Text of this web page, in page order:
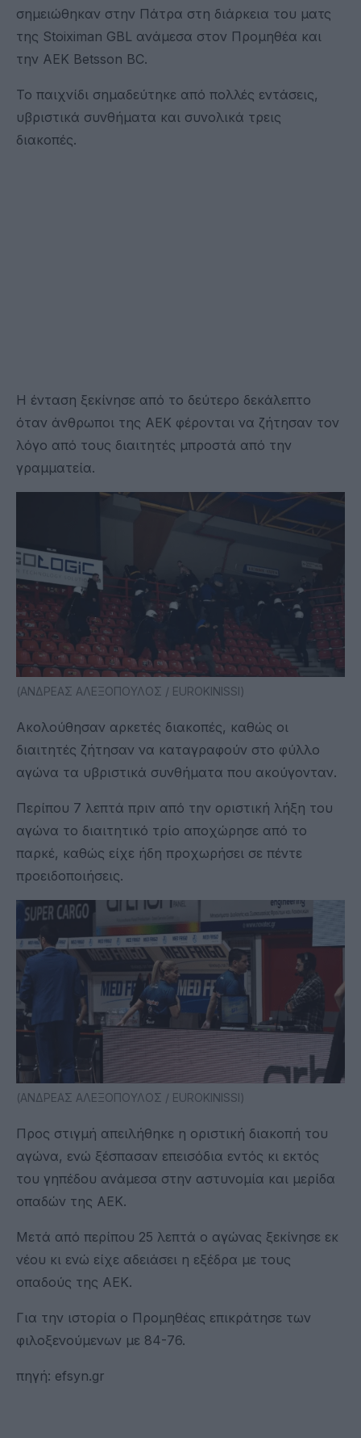
σημειώθηκαν στην Πάτρα στη διάρκεια του ματς
της Stoiximan GBL ανάμεσα στον Προμηθέα και
την ΑΕΚ Betsson BC.
Το παιχνίδι σημαδεύτηκε από πολλές εντάσεις,
υβριστικά συνθήματα και συνολικά τρεις
διακοπές.
Η ένταση ξεκίνησε από το δεύτερο δεκάλεπτο
όταν άνθρωποι της ΑΕΚ φέρονται να ζήτησαν τον
λόγο από τους διαιτητές μπροστά από την
γραμματεία.
(ΑΝΔΡΕΑΣ ΑΛΕΞΟΠΟΥΛΟΣ / EUROKINISSI)
Ακολούθησαν αρκετές διακοπές, καθώς οι
διαιτητές ζήτησαν να καταγραφούν στο φύλλο
αγώνα τα υβριστικά συνθήματα που ακούγονταν.
Περίπου 7 λεπτά πριν από την οριστική λήξη του
αγώνα το διαιτητικό τρίο αποχώρησε από το
παρκέ, καθώς είχε ήδη προχωρήσει σε πέντε
προειδοποιήσεις.
(ΑΝΔΡΕΑΣ ΑΛΕΞΟΠΟΥΛΟΣ / EUROKINISSI)
Προς στιγμή απειλήθηκε η οριστική διακοπή του
αγώνα, ενώ ξέσπασαν επεισόδια εντός κι εκτός
του γηπέδου ανάμεσα στην αστυνομία και μερίδα
οπαδών της ΑΕΚ.
Μετά από περίπου 25 λεπτά ο αγώνας ξεκίνησε εκ
νέου κι ενώ είχε αδειάσει η εξέδρα με τους
οπαδούς της ΑΕΚ.
Για την ιστορία ο Προμηθέας επικράτησε των
φιλοξενούμενων με 84-76.
πηγή: efsyn.gr